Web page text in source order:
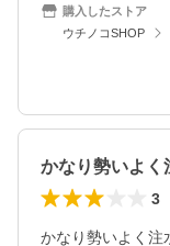
購入したストア
ウチノコSHOP
3
かなり勢いよく注